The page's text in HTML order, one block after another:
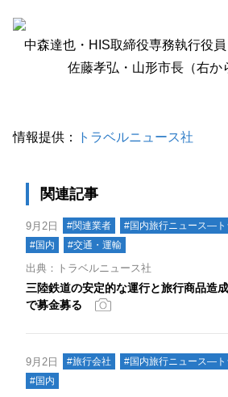
中森達也・HIS取締役専務執行役員
佐藤孝弘・山形市長（右か
情報提供： トラベルニュース社
関連記事
9月2日 #関連業者
#国内旅行ニュース―
#国内
#交通・運輸
出典：トラベルニュース社
三陸鉄道の安定的な運行と旅行商品造
で募金募る
9月2日 #旅行会社
#国内旅行ニュース―
#国内